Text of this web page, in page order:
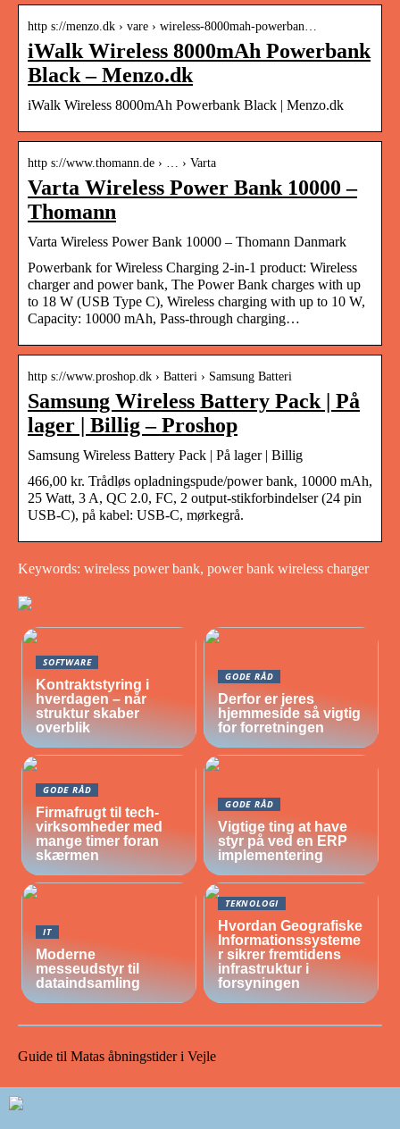
http s://menzo.dk › vare › wireless-8000mah-powerban…
iWalk Wireless 8000mAh Powerbank
Black – Menzo.dk
iWalk Wireless 8000mAh Powerbank Black | Menzo.dk
http s://www.thomann.de › … › Varta
Varta Wireless Power Bank 10000 –
Thomann
Varta Wireless Power Bank 10000 – Thomann Danmark
Powerbank for Wireless Charging 2-in-1 product: Wireless
charger and power bank, The Power Bank charges with up
to 18 W (USB Type C), Wireless charging with up to 10 W,
Capacity: 10000 mAh, Pass-through charging…
http s://www.proshop.dk › Batteri › Samsung Batteri
Samsung Wireless Battery Pack | På
lager | Billig – Proshop
Samsung Wireless Battery Pack | På lager | Billig
466,00 kr. Trådløs opladningspude/power bank, 10000 mAh,
25 Watt, 3 A, QC 2.0, FC, 2 output-stikforbindelser (24 pin
USB-C), på kabel: USB-C, mørkegrå.
Keywords: wireless power bank, power bank wireless charger
SOFTWARE
Kontraktstyring i
hverdagen – når
struktur skaber
overblik
GODE RÅD
Derfor er jeres
hjemmeside så vigtig
for forretningen
GODE RÅD
Firmafrugt til tech-
virksomheder med
mange timer foran
skærmen
GODE RÅD
Vigtige ting at have
styr på ved en ERP
implementering
IT
Moderne
messeudstyr til
dataindsamling
TEKNOLOGI
Hvordan Geografiske
Informationssysteme
r sikrer fremtidens
infrastruktur i
forsyningen
Guide til Matas åbningstider i Vejle